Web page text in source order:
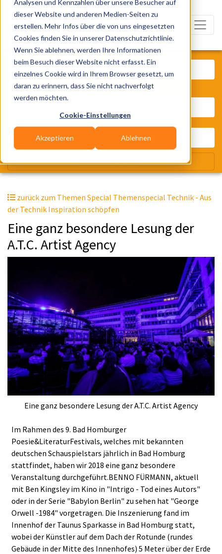
Analysen und Kennzahlen über unsere Besucher auf
dieser Website und anderen Medien-Seiten zu
erstellen. Mehr Infos über die von uns eingesetzten
Cookies finden Sie in unserer Datenschutzrichtlinie.
Wenn Sie ablehnen, werden Ihre Informationen
beim Besuch dieser Website nicht erfasst. Ein
einzelnes Cookie wird in Ihrem Browser gesetzt, um
daran zu erinnern, dass Sie nicht nachverfolgt
werden möchten.
Cookie-Einstellungen
Akzeptieren Ablehnen
zurück zum Themen Special Themenspecial Technik - Aus
der Technik Inspiration schöpfen
Eine ganz besondere Lesung der
A.T.C. Artist Agency
Eine ganz besondere Lesung der A.T.C. Artist Agency
Im Rahmen des 9. Bad Homburger
Poesie&LiteraturFestivals, welches mit bekannten
deutschen Schauspielstars jährlich in Bad Homburg
stattfindet, haben wir 2018 eine ganz besondere
Veranstaltung durchgeführt.BENNO FÜRMANN, aktuell
mit Ben Kingsley im Kino in "Intrigo - Tod eines Autors"
oder in der Serie "Babylon Berlin" zu sehen hat "George
Orwell -1984" vorgetragen. Die Inszenierung fand im
Innenhof der Taunus Sparkasse in Bad Homburg statt,
wobei der Künstler auf dem Dach der Rotunde (rundes
Gebäude in der Mitte des Innenhofes) 5 Meter über der Erde
Was? Künstler, Zelte, Bands,
Wir suchen für Dich